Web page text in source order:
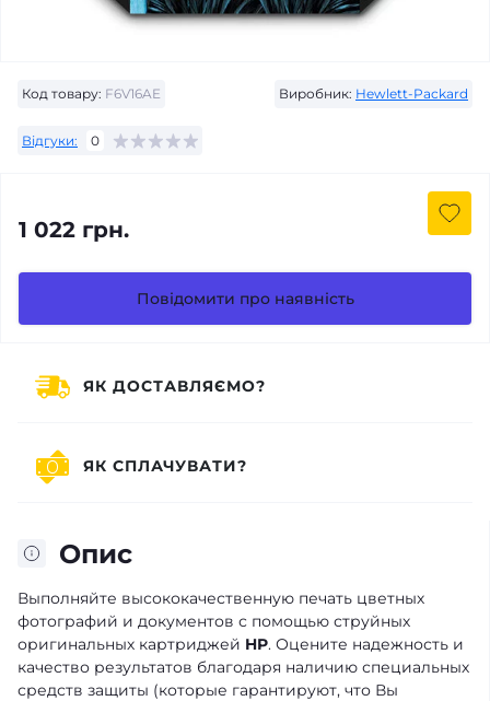
Код товару: F6V16AE Виробник: Hewlett-Packard
Відгуки: 0
1 022 грн.
Повідомити про наявність
Опис
Выполняйте высококачественную печать цветных
фотографий и документов с помощью струйных
оригинальных картриджей HP. Оцените надежность и
качество результатов благодаря наличию специальных
средств защиты (которые гарантируют, что Вы
ЯК ДОСТАВЛЯЄМО?
ЯК СПЛАЧУВАТИ?